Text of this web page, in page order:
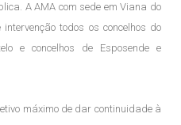
A AMA com sede em Viana do
todos os concelhos do
e concelhos de Esposende e
máximo de dar continuidade à